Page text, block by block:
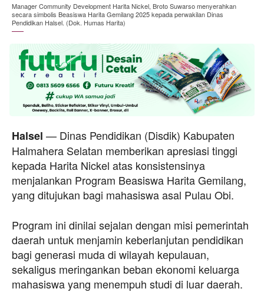
Manager Community Development Harita Nickel, Broto Suwarso menyerahkan
secara simbolis Beasiswa Harita Gemilang 2025 kepada perwakilan Dinas
Pendidikan Halsel. (Dok. Humas Harita)
Halsel — Dinas Pendidikan (Disdik) Kabupaten
Halmahera Selatan memberikan apresiasi tinggi
kepada Harita Nickel atas konsistensinya
menjalankan Program Beasiswa Harita Gemilang,
yang ditujukan bagi mahasiswa asal Pulau Obi.
Program ini dinilai sejalan dengan misi pemerintah
daerah untuk menjamin keberlanjutan pendidikan
bagi generasi muda di wilayah kepulauan,
sekaligus meringankan beban ekonomi keluarga
mahasiswa yang menempuh studi di luar daerah.